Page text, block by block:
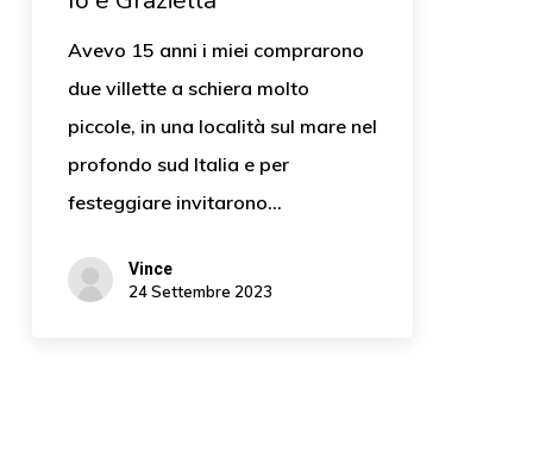
Avevo 15 anni i miei comprarono
due villette a schiera molto
piccole, in una località sul mare nel
profondo sud Italia e per
festeggiare invitarono…
Vince
24 Settembre 2023